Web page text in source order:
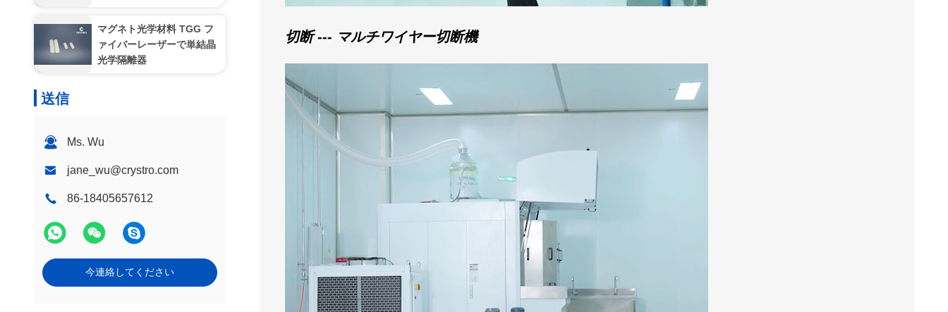
マルチステージアイソレー
タ
マグネト光学材料 TGG フ
ァイバーレーザーで単結晶
光学隔離器
送信
Ms. Wu
jane_wu@crystro.com
86-18405657612
今連絡してください
切断 --- マルチワイヤー切断機